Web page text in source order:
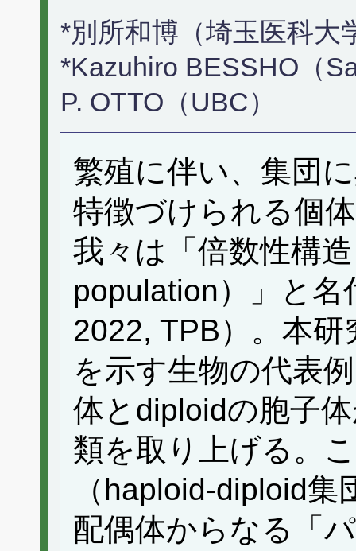
*別所和博（埼玉医科大
*Kazuhiro BESSHO（
P. OTTO（UBC）
繁殖に伴い、集団
特徴づけられる個
我々は「倍数性構
population）」と
2022, TPB）。本
を示す生物の代表
体とdiploidの胞子
類を取り上げる。
（haploid-diploid
配偶体からなる「